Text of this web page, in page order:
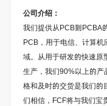
公司介绍：
我们提供从PCB到PCBA
PCB，用于电信、计算
域。从用于研发的快速原
生产，我们90%以上的
格和及时的交货是我们的
们相信，FCF将与我们宝